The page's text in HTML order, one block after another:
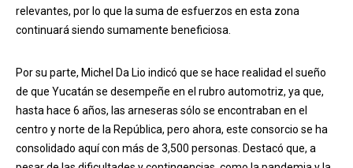
relevantes, por lo que la suma de esfuerzos en esta zona
continuará siendo sumamente beneficiosa.
Por su parte, Michel Da Lio indicó que se hace realidad el sueño
de que Yucatán se desempeñe en el rubro automotriz, ya que,
hasta hace 6 años, las arneseras sólo se encontraban en el
centro y norte de la República, pero ahora, este consorcio se ha
consolidado aquí con más de 3,500 personas. Destacó que, a